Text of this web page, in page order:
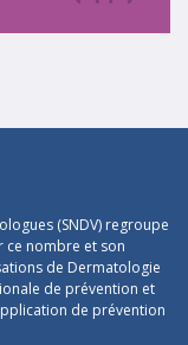
(SNDV) regroupe
ce nombre et son
de Dermatologie
de prévention et
de prévention